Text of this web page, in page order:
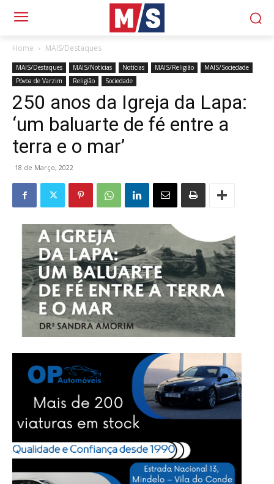
Home MAIS/Destaques
MAIS/Destaques MAIS/Notícias Notícias MAIS/Religião
MAIS/Sociedade
Póvoa de Varzim
Religião Sociedade
250 anos da Igreja da Lapa:
‘um baluarte de fé entre a
terra e o mar’
18 de Março, 2022